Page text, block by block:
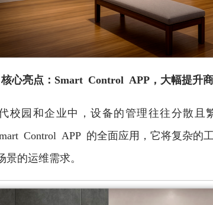
心亮点：Smart Control APP，大幅提升
园和企业中，设备的管理往往分散且
Control APP 的全面应用，它将复杂的
景的运维需求。